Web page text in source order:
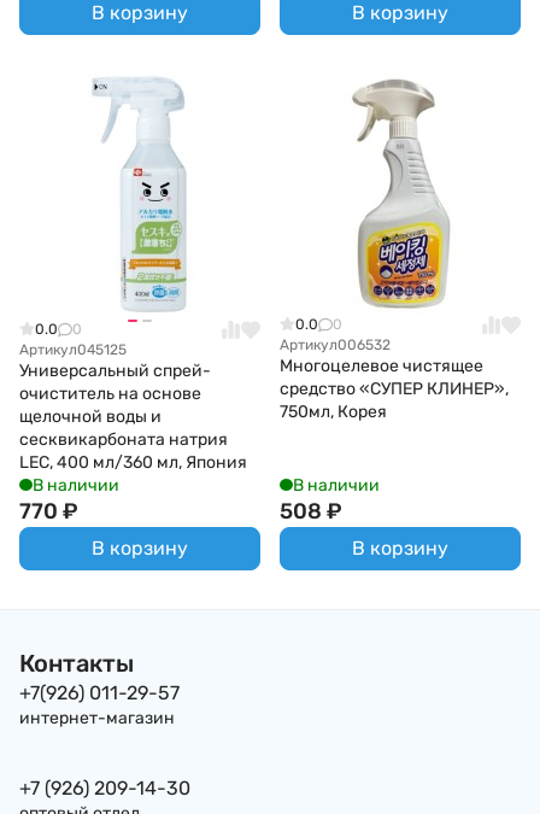
В корзину В корзину
0.0
0
Артикул045125
Универсальный спрей-
очиститель на основе
щелочной воды и
сесквикарбоната натрия
LEC, 400 мл/360 мл, Япония
В наличии
770 ₽
В корзину
0.0
0
Артикул006532
Многоцелевое чистящее
средство «СУПЕР КЛИНЕР»,
750мл, Корея
В наличии
508 ₽
В корзину
Контакты
+7(926) 011-29-57
интернет-магазин
+7 (926) 209-14-30